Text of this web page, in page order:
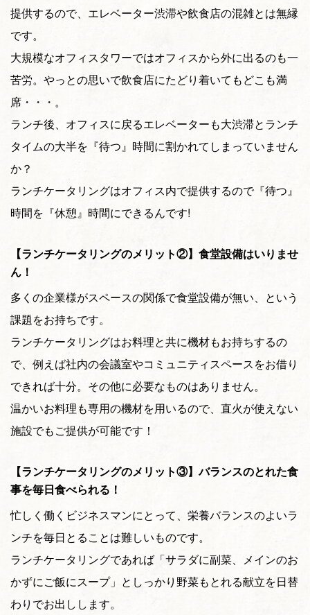
提供するので、エレベーター渋滞や飲食店の混雑とは無縁
です。
大規模なオフィスタワーではオフィスから外に出るのも一
苦労。やっとの思いで飲食店にたどり着いてもどこも満
席・・・。
ランチ後、オフィスに戻るエレベーターも大渋滞とランチ
タイムの大半を『待つ』時間に割かれてしまっていません
か？
ランチケータリングはオフィス内で提供するので『待つ』
時間を『休憩』時間にできるんです!
【ランチケータリングのメリット②】食堂設備はいりませ
ん！
多くの企業様がスペースの関係で食堂設備が無い、という
課題をお持ちです。
ランチケータリングはお料理と共に機材もお持ちするの
で、例えば社内の会議室やコミュニティスペースをお借り
できれば十分。その他に必要なものはありません。
温かいお料理も専用の機材を用いるので、直火が使えない
施設でもご提供が可能です！
【ランチケータリングのメリット③】バランスのとれた食
事を毎日食べられる！
忙しく働くビジネスマンにとって、栄養バランスのよいラ
ンチを毎日とることは難しいものです。
ランチケータリングであれば「サラダに副菜、メインのお
かずにご飯にスープ」としっかり野菜もとれる献立を日替
わりでお出しします。